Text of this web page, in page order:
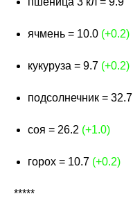
ячмень = 10.0 (+0.2)
кукуруза = 9.7 (+0.2)
подсолнечник = 32.7
соя = 26.2 (+1.0)
горох = 10.7 (+0.2)
*****